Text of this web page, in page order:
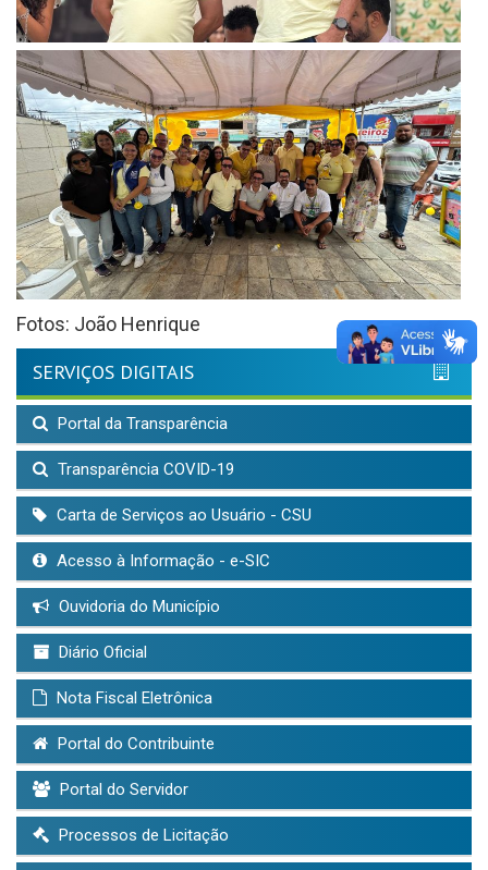
Fotos: João Henrique
SERVIÇOS DIGITAIS
Portal da Transparência
Transparência COVID-19
Carta de Serviços ao Usuário - CSU
Acesso à Informação - e-SIC
Ouvidoria do Município
Diário Oficial
Nota Fiscal Eletrônica
Portal do Contribuinte
Portal do Servidor
Processos de Licitação